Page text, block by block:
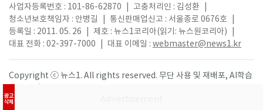
광고
삭제
사업자등록번호 : 101-86-62870
고충처리인 : 김성환
청소년보호책임자 : 안병길
통신판매업신고 : 서울종로 0676호
등록일 : 2011. 05. 26
제호 : 뉴스1코리아(읽기: 뉴스원코리아)
대표 전화 : 02-397-7000
대표 이메일 : webmaster@news1.kr
Copyright ⓒ 뉴스1. All rights reserved. 무단 사용 및 재배포, AI학습
활용 금지.